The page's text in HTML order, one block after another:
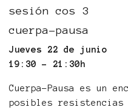
sesión cos 3
cuerpa-pausa
Jueves 22 de junio
19:30 - 21:30h
Cuerpa-Pausa es un
posibles resistencias